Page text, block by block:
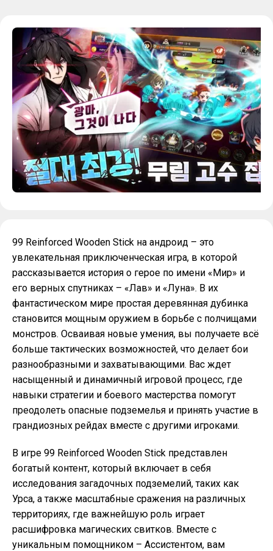
99 Reinforced Wooden Stick на андроид – это
увлекательная приключенческая игра, в которой
рассказывается история о герое по имени «Мир» и
его верных спутниках – «Лав» и «Луна». В их
фантастическом мире простая деревянная дубинка
становится мощным оружием в борьбе с полчищами
монстров. Осваивая новые умения, вы получаете всё
больше тактических возможностей, что делает бои
разнообразными и захватывающими. Вас ждет
насыщенный и динамичный игровой процесс, где
навыки стратегии и боевого мастерства помогут
преодолеть опасные подземелья и принять участие в
грандиозных рейдах вместе с другими игроками.
В игре 99 Reinforced Wooden Stick представлен
богатый контент, который включает в себя
исследования загадочных подземелий, таких как
Урса, а также масштабные сражения на различных
территориях, где важнейшую роль играет
расшифровка магических свитков. Вместе с
уникальным помощником – Ассистентом, вам